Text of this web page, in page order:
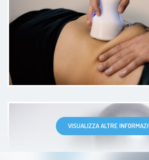
Paziente
all’avanguardia. Lo
VISUALIZZA ALTRE